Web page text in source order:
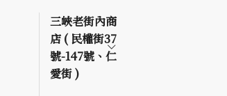
三峽老街內商
店 ( 民權街37
號-147號、仁
愛街 )